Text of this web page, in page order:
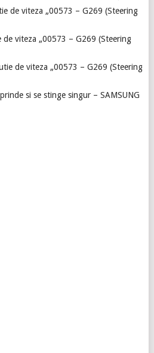
de viteza „00573 – G269 (Steering
de viteza „00573 – G269 (Steering
de viteza „00573 – G269 (Steering
si se stinge singur – SAMSUNG